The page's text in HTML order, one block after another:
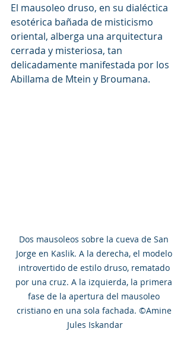
El mausoleo druso, en su dialéctica
esotérica bañada de misticismo
oriental, alberga una arquitectura
cerrada y misteriosa, tan
delicadamente manifestada por los
Abillama de Mtein y Broumana.
Dos mausoleos sobre la cueva de San
Jorge en Kaslik. A la derecha, el modelo
introvertido de estilo druso, rematado
por una cruz. A la izquierda, la primera
fase de la apertura del mausoleo
cristiano en una sola fachada. ©Amine
Jules Iskandar